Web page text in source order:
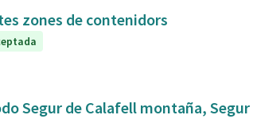
zones de contenidors
Segur de Calafell montaña,